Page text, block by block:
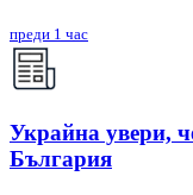
преди 1 час
Украйна увери,
България